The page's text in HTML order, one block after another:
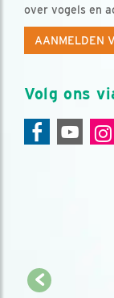
over vogels en
AANMELDEN
Volg ons